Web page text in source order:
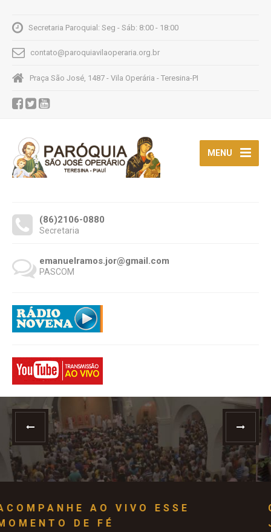
Secretaria Paroquial: Seg - Sáb: 8:00 - 18:00
contato@paroquiavilaoperaria.org.br
Praça São José, 1487 - Vila Operária - Teresina-PI
(86)2106-0880
Secretaria
emanuelramos.jor@gmail.com
PASCOM
MENU
CONHEÇA E FAÇA PARTE DA
JUMIRE